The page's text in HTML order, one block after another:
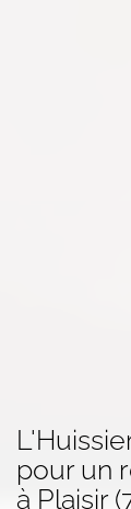
pour un
à Plaisir